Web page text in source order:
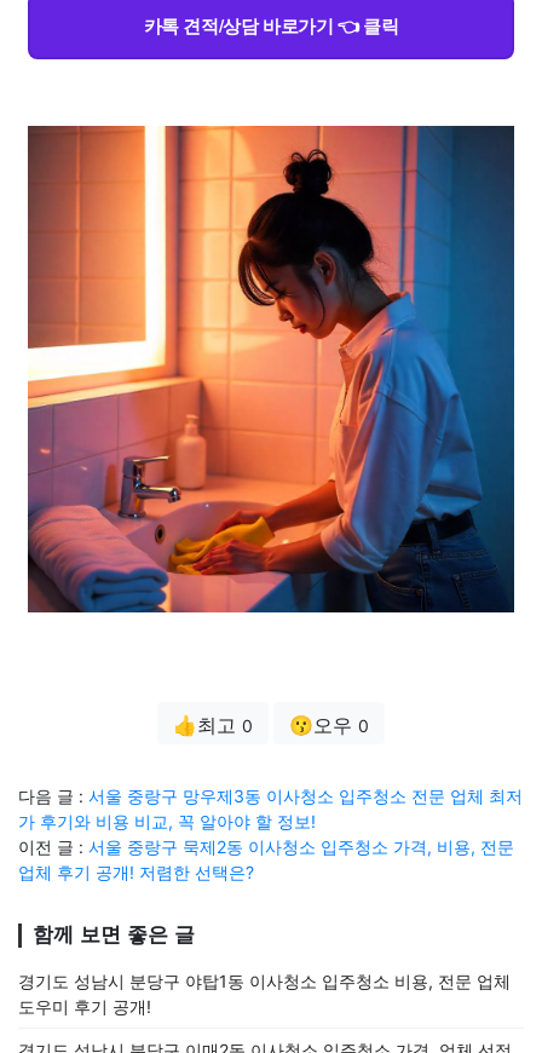
카톡 견적/상담 바로가기 👈 클릭
👍최고 0 😗오우 0
다음 글 : 서울 중랑구 망우제3동 이사청소 입주청소 전문 업체 최저
가 후기와 비용 비교, 꼭 알아야 할 정보!
이전 글 : 서울 중랑구 묵제2동 이사청소 입주청소 가격, 비용, 전문
업체 후기 공개! 저렴한 선택은?
함께 보면 좋은 글
경기도 성남시 분당구 야탑1동 이사청소 입주청소 비용, 전문 업체
도우미 후기 공개!